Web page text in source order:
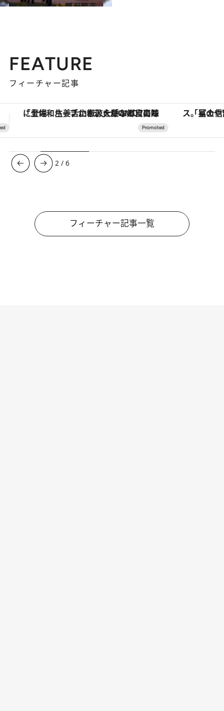
2011.9.30
ロンドンにセレブが集結！現代アート展示販売
カルチャー
FEATURE
フィーチャー記事
「星のや富士」でデジタルデトックス。冨士信仰の歴史を辿り、心身を調える。 【銀座で出合う最旬美容】美髪ケアや上質
3 /6
フィーチャー記事一覧